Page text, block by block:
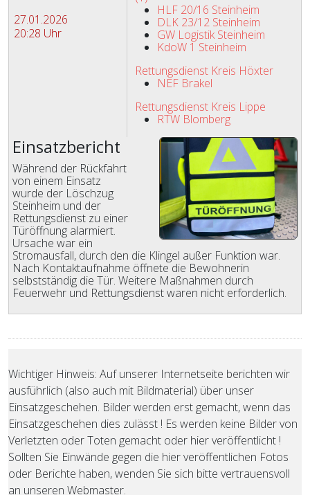
27.01.2026
20:28 Uhr
HLF 20/16 Steinheim
DLK 23/12 Steinheim
GW Logistik Steinheim
KdoW 1 Steinheim
Rettungsdienst Kreis Höxter
NEF Brakel
Rettungsdienst Kreis Lippe
RTW Blomberg
Einsatzbericht
Während der Rückfahrt
von einem Einsatz
wurde der Löschzug
Steinheim und der
Rettungsdienst zu einer
Türöffnung alarmiert.
Ursache war ein
Stromausfall, durch den die Klingel außer Funktion war.
Nach Kontaktaufnahme öffnete die Bewohnerin
selbstständig die Tür. Weitere Maßnahmen durch
Feuerwehr und Rettungsdienst waren nicht erforderlich.
Wichtiger Hinweis: Auf unserer Internetseite berichten wir
ausführlich (also auch mit Bildmaterial) über unser
Einsatzgeschehen. Bilder werden erst gemacht, wenn das
Einsatzgeschehen dies zulässt ! Es werden keine Bilder von
Verletzten oder Toten gemacht oder hier veröffentlicht !
Sollten Sie Einwände gegen die hier veröffentlichen Fotos
oder Berichte haben, wenden Sie sich bitte vertrauensvoll
an unseren Webmaster.